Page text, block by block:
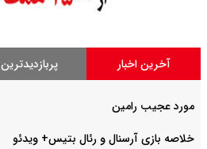
آخرین اخبار پربازدیدترین
مورد عجیب رامین
خلاصه بازی آرسنال و رئال بتیس+ ویدئو